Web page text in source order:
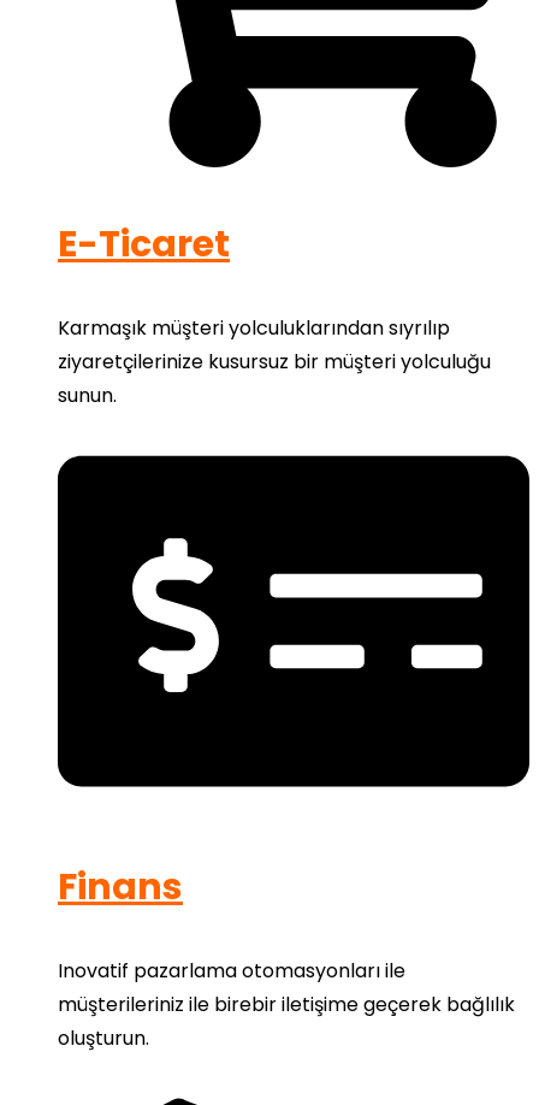
E-Ticaret
Karmaşık müşteri yolculuklarından sıyrılıp
ziyaretçilerinize kusursuz bir müşteri yolculuğu
sunun.
Finans
Inovatif pazarlama otomasyonları ile
müşterileriniz ile birebir iletişime geçerek bağlılık
oluşturun.